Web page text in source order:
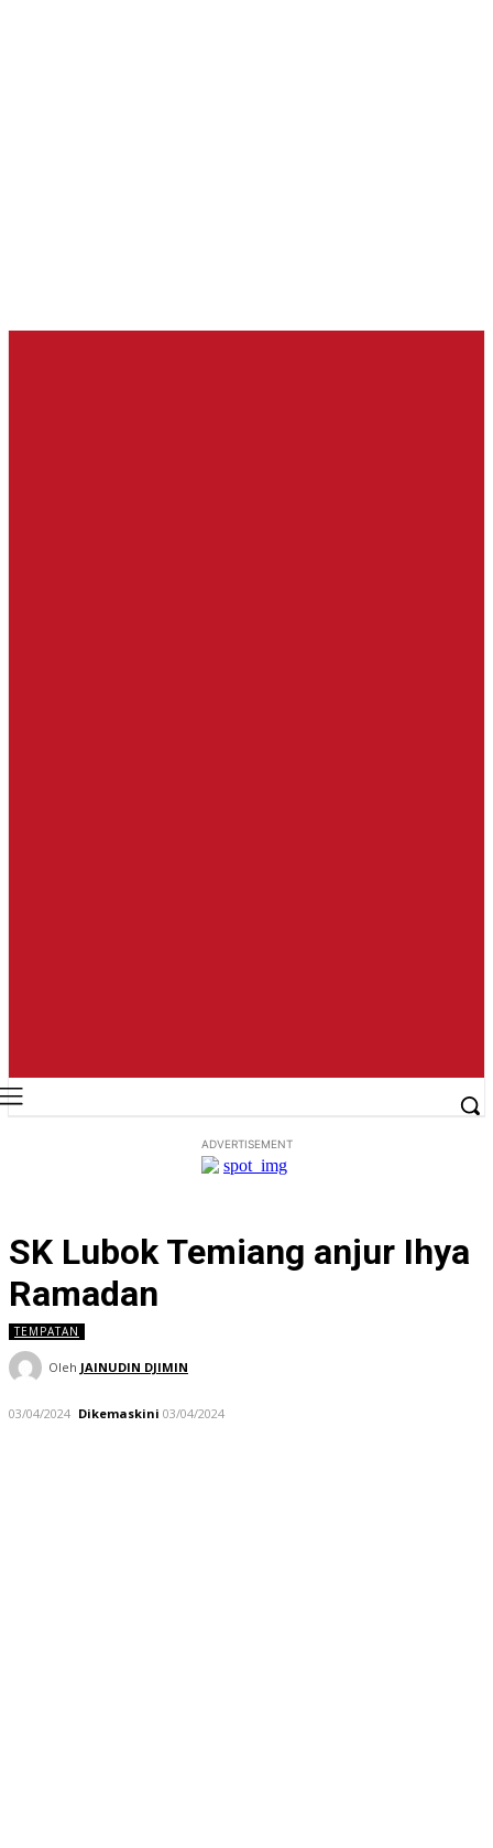
ADVERTISEMENT
SK Lubok Temiang anjur Ihya
Ramadan
TEMPATAN
Oleh JAINUDIN DJIMIN
03/04/2024 Dikemaskini 03/04/2024